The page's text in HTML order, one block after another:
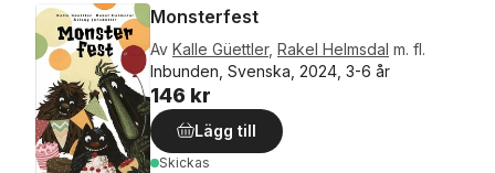
Monsterfest
Av Kalle Güettler, Rakel Helmsdal m. fl.
Inbunden, Svenska, 2024, 3-6 år
146 kr
Lägg till
Skickas